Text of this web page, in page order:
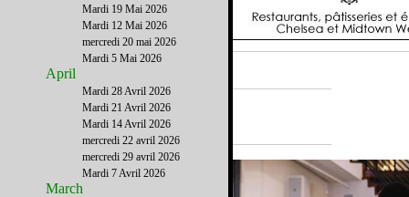
A la Une
Mardi 19 Mai 2026
Mardi 12 Mai 2026
mercredi 20 mai 2026
Mardi 5 Mai 2026
April
Mardi 28 Avril 2026
Mardi 21 Avril 2026
Mardi 14 Avril 2026
mercredi 22 avril 2026
mercredi 29 avril 2026
Mardi 7 Avril 2026
March